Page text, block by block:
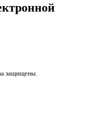
защищены.